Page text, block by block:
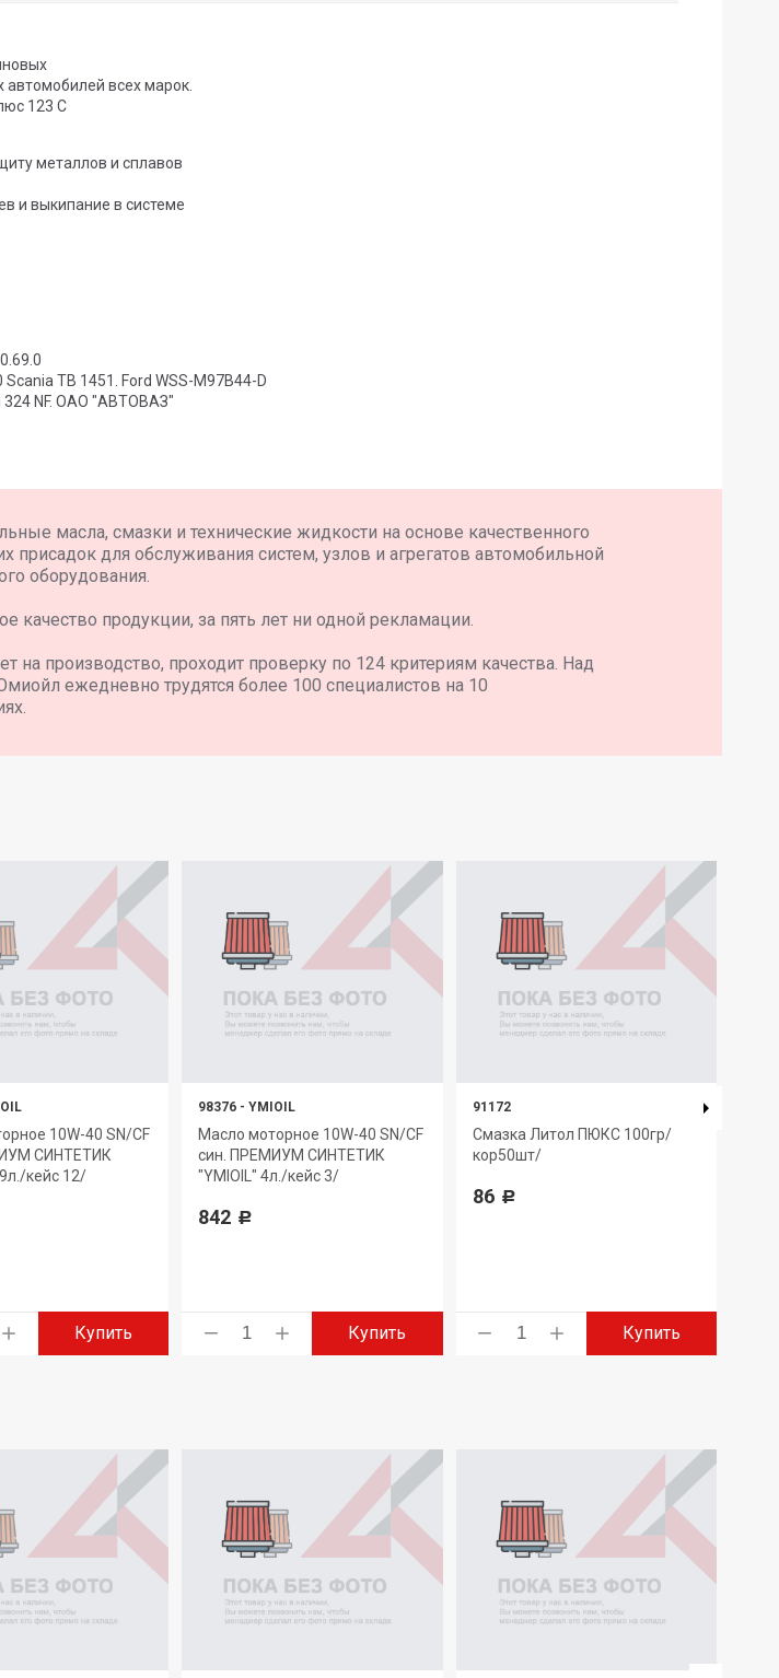
автомобилей всех марок.
123 С
металлов и сплавов
и выкипание в системе
N600.69.0
TB 1451. Ford WSS-M97B44-D
324 NF. ОАО "АВТОВАЗ"
масла, смазки и технические жидкости на основе качественного
присадок для обслуживания систем, узлов и агрегатов автомобильной
оборудования.
качество продукции, за пять лет ни одной рекламации.
на производство, проходит проверку по 124 критериям качества. Над
ежедневно трудятся более 100 специалистов на 10
10W-40 SN/CF
СИНТЕТИК
кейс 12/
Купить
98376 - YMIOIL
Масло моторное 10W-40 SN/CF
син. ПРЕМИУМ СИНТЕТИК
"YMIOIL" 4л./кейс 3/
842 Р
Купить
91172
Смазка Литол ПЮКС 100гр/
кор50шт/
86 Р
Купить